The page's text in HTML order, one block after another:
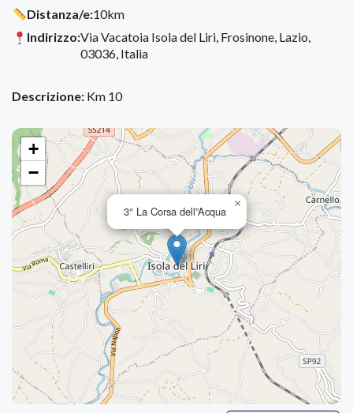
Distanza/e:10km
Indirizzo:Via Vacatoia Isola del Liri, Frosinone, Lazio,
03036, Italia
Descrizione: Km 10
3° La Corsa dell”Acqua
×
+
−